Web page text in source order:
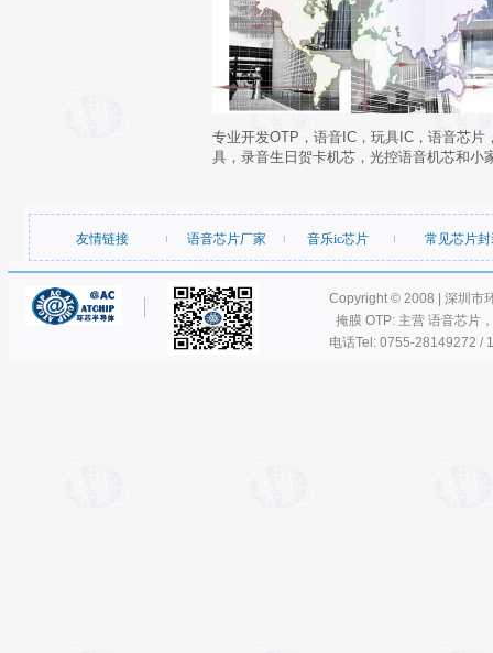
专业开发OTP，语音IC，玩具IC，语音芯
具，录音生日贺卡机芯，光控语音机芯和小
友情链接 语音芯片厂家 音乐ic芯片 常见芯片
Copyright © 2008 | 深圳市
掩膜 OTP: 主营 语音芯片
电话Tel: 0755-28149272 /